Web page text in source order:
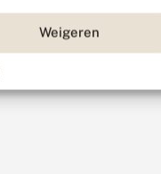
Weigeren